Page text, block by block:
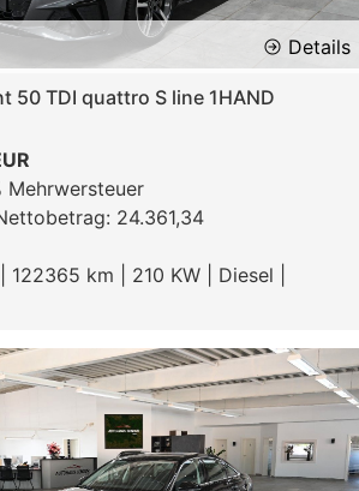
Details
50 TDI quattro S line 1HAND
Mehrwersteuer
24.361,34
122365 km | 210 KW | Diesel |